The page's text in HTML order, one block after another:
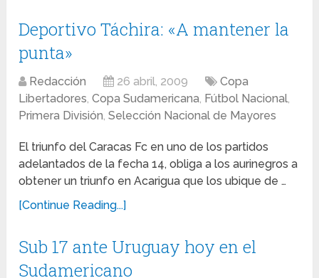
Deportivo Táchira: «A mantener la
punta»
Redacción 26 abril, 2009
Copa
Libertadores,Copa Sudamericana, Fútbol Nacional,
Primera División,Selección Nacional de Mayores
El triunfo del Caracas Fc en uno de los partidos
adelantados de la fecha 14, obliga a los aurinegros a
obtener un triunfo en Acarigua que los ubique de …
[Continue Reading...]
Sub 17 ante Uruguay hoy en el
Sudamericano